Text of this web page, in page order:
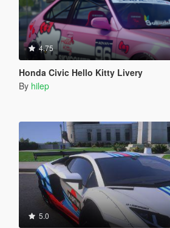
4.75
Honda Civic Hello Kitty Livery
By hilep
5.0